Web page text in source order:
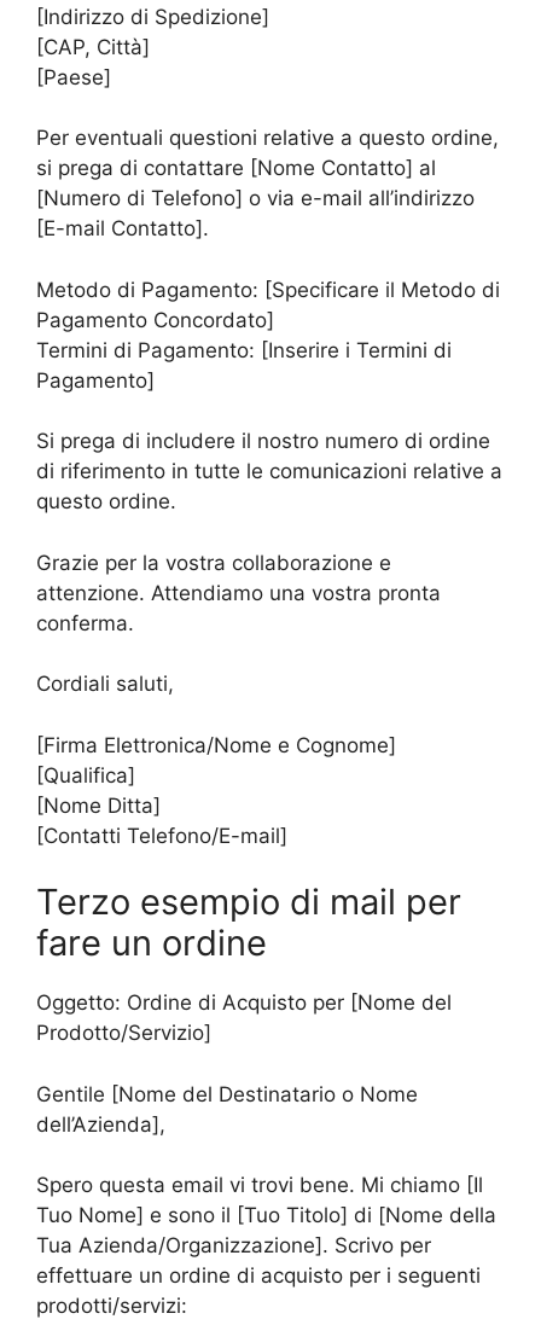
[Indirizzo di Spedizione]
[CAP, Città]
[Paese]
Per eventuali questioni relative a questo ordine,
si prega di contattare [Nome Contatto] al
[Numero di Telefono] o via e-mail all’indirizzo
[E-mail Contatto].
Metodo di Pagamento: [Specificare il Metodo di
Pagamento Concordato]
Termini di Pagamento: [Inserire i Termini di
Pagamento]
Si prega di includere il nostro numero di ordine
di riferimento in tutte le comunicazioni relative a
questo ordine.
Grazie per la vostra collaborazione e
attenzione. Attendiamo una vostra pronta
conferma.
Cordiali saluti,
[Firma Elettronica/Nome e Cognome]
[Qualifica]
[Nome Ditta]
[Contatti Telefono/E-mail]
Terzo esempio di mail per
fare un ordine
Oggetto: Ordine di Acquisto per [Nome del
Prodotto/Servizio]
Gentile [Nome del Destinatario o Nome
dell’Azienda],
Spero questa email vi trovi bene. Mi chiamo [Il
Tuo Nome] e sono il [Tuo Titolo] di [Nome della
Tua Azienda/Organizzazione]. Scrivo per
effettuare un ordine di acquisto per i seguenti
prodotti/servizi: